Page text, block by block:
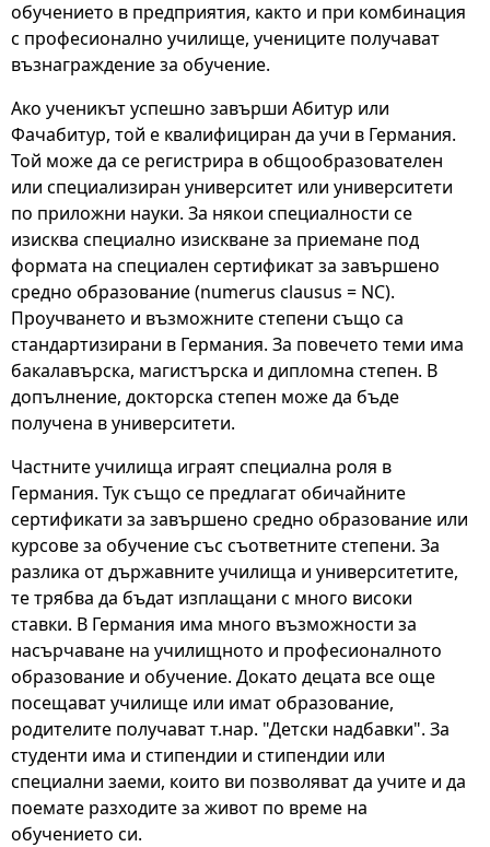
обучението в предприятия, както и при комбинация
с професионално училище, учениците получават
възнаграждение за обучение.
Ако ученикът успешно завърши Абитур или
Фачабитур, той е квалифициран да учи в Германия.
Той може да се регистрира в общообразователен
или специализиран университет или университети
по приложни науки. За някои специалности се
изисква специално изискване за приемане под
формата на специален сертификат за завършено
средно образование (numerus clausus = NC).
Проучването и възможните степени също са
стандартизирани в Германия. За повечето теми има
бакалавърска, магистърска и дипломна степен. В
допълнение, докторска степен може да бъде
получена в университети.
Частните училища играят специална роля в
Германия. Тук също се предлагат обичайните
сертификати за завършено средно образование или
курсове за обучение със съответните степени. За
разлика от държавните училища и университетите,
те трябва да бъдат изплащани с много високи
ставки. В Германия има много възможности за
насърчаване на училищното и професионалното
образование и обучение. Докато децата все още
посещават училище или имат образование,
родителите получават т.нар. "Детски надбавки". За
студенти има и стипендии и стипендии или
специални заеми, които ви позволяват да учите и да
поемате разходите за живот по време на
обучението си.